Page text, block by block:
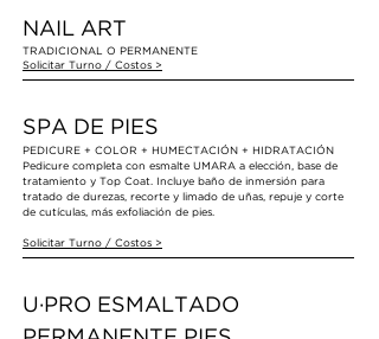
NAIL ART
TRADICIONAL O PERMANENTE
Solicitar Turno / Costos >
SPA DE PIES
PEDICURE + COLOR + HUMECTACIÓN + HIDRATACIÓN
Pedicure completa con esmalte UMARA a elección, base de
tratamiento y Top Coat. Incluye baño de inmersión para
tratado de durezas, recorte y limado de uñas, repuje y corte
de cutículas, más exfoliación de pies.
Solicitar Turno / Costos >
U·PRO ESMALTADO